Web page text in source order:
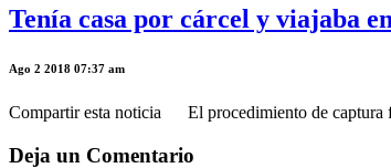
Tenía casa por cárcel y viajaba
Ago 2 2018 07:37 am
Compartir esta noticia El procedimiento de captura
Deja un Comentario